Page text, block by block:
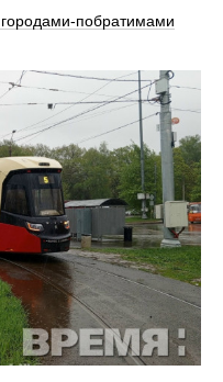
побратимами